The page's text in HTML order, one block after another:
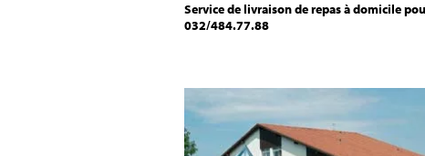
Service de livraison de repas à domicile
032/484.77.88